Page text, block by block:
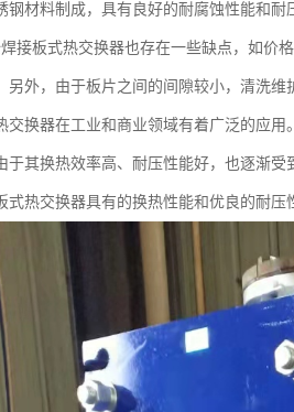
钢材料制成，具有良好的耐腐蚀性能和
接板式热交换器也存在一些缺点，如价
另外，由于板片之间的间隙较小，清洗维
交换器在工业和商业领域有着广泛的应
于其换热效率高、耐压性能好，也逐渐
式热交换器具有的换热性能和优良的耐压